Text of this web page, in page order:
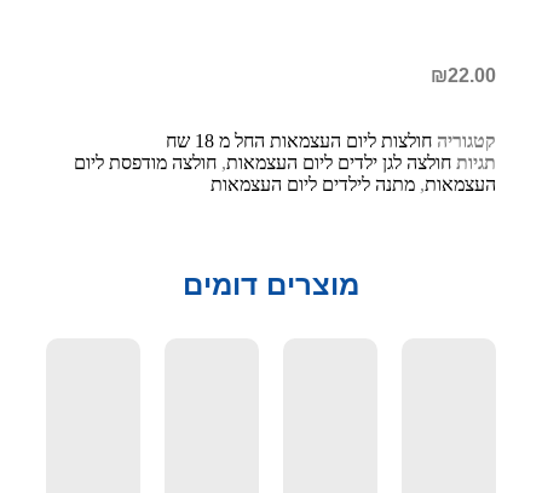
₪22.00
קטגוריה חולצות ליום העצמאות החל מ 18 שח
תגיות חולצה לגן ילדים ליום העצמאות, חולצה מודפסת ליום
העצמאות, מתנה לילדים ליום העצמאות
מוצרים דומים